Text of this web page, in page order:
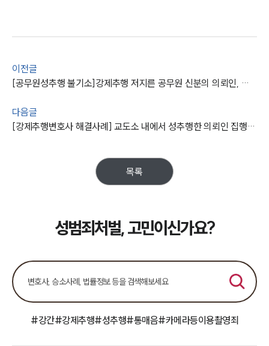
이전글
[공무원성추행 불기소]강제추행 저지른 공무원 신분의 의뢰인, 안산성범죄변호사와 함께 사건 불기소
다음글
[강제추행변호사 해결사례] 교도소 내에서 성추행한 의뢰인 집행유예로 방어 성공
목록
성범죄처벌, 고민이신가요?
#강간#강제추행#성추행#통매음#카메라등이용촬영죄